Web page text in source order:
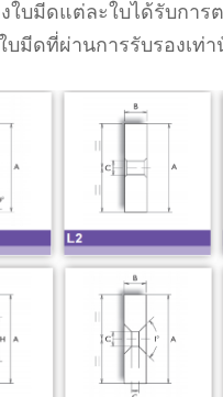
บมีดแต่ละใบได้รับการต
บมีดที่ผ่านการรับรองเท่